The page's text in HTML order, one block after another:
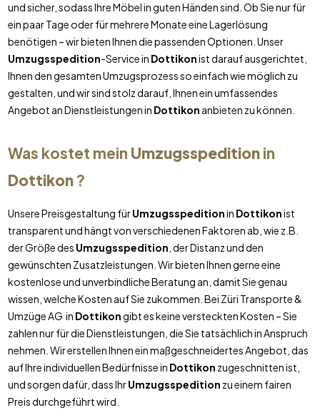
und sicher, sodass Ihre Möbel in guten Händen sind. Ob Sie nur für
ein paar Tage oder für mehrere Monate eine Lagerlösung
benötigen – wir bieten Ihnen die passenden Optionen. Unser
Umzugsspedition-Service in Dottikonist darauf ausgerichtet,
Ihnen den gesamten Umzugsprozess so einfach wie möglich zu
gestalten, und wir sind stolz darauf, Ihnen ein umfassendes
Angebot an Dienstleistungen in Dottikon anbieten zu können.
Was kostet mein Umzugsspeditionin
Dottikon?
Unsere Preisgestaltung fürUmzugsspeditionin Dottikonist
transparent und hängt von verschiedenen Faktoren ab, wie z.B.
der Größe des Umzugsspedition , der Distanz und den
gewünschten Zusatzleistungen. Wir bieten Ihnen gerne eine
kostenlose und unverbindliche Beratung an, damit Sie genau
wissen, welche Kosten auf Sie zukommen. Bei Züri Transporte &
Umzüge AG in Dottikongibt es keine versteckten Kosten – Sie
zahlen nur für die Dienstleistungen, die Sie tatsächlich in Anspruch
nehmen. Wir erstellen Ihnen ein maßgeschneidertes Angebot, das
auf Ihre individuellen Bedürfnisse in Dottikon zugeschnitten ist,
und sorgen dafür, dass IhrUmzugsspedition zu einem fairen
Preis durchgeführt wird.